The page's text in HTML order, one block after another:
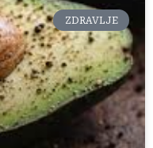
ZDRAVLJE